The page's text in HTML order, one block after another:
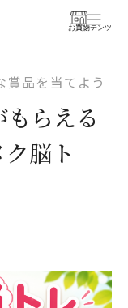
お買物
コンテンツ
品を当てよう
らえる
脳ト